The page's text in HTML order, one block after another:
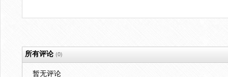
所有评论(0)
暂无评论